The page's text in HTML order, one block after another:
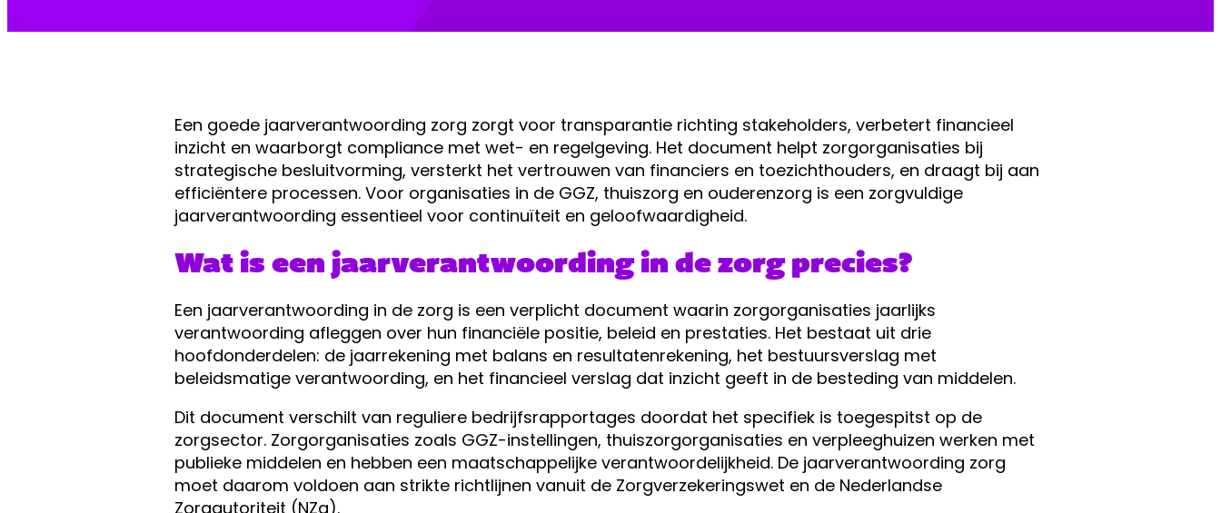
Een goede jaarverantwoording zorg zorgt voor transparantie richting stakeholders, verbetert financieel
inzicht en waarborgt compliance met wet- en regelgeving. Het document helpt zorgorganisaties bij
strategische besluitvorming, versterkt het vertrouwen van financiers en toezichthouders, en draagt bij aan
efficiëntere processen. Voor organisaties in de GGZ, thuiszorg en ouderenzorg is een zorgvuldige
jaarverantwoording essentieel voor continuïteit en geloofwaardigheid.
Wat is een jaarverantwoording in de zorg precies?
Een jaarverantwoording in de zorg is een verplicht document waarin zorgorganisaties jaarlijks
verantwoording afleggen over hun financiële positie, beleid en prestaties. Het bestaat uit drie
hoofdonderdelen: de jaarrekening met balans en resultatenrekening, het bestuursverslag met
beleidsmatige verantwoording, en het financieel verslag dat inzicht geeft in de besteding van middelen.
Dit document verschilt van reguliere bedrijfsrapportages doordat het specifiek is toegespitst op de
zorgsector. Zorgorganisaties zoals GGZ-instellingen, thuiszorgorganisaties en verpleeghuizen werken met
publieke middelen en hebben een maatschappelijke verantwoordelijkheid. De jaarverantwoording zorg
moet daarom voldoen aan strikte richtlijnen vanuit de Zorgverzekeringswet en de Nederlandse
Zorgautoriteit (NZa).